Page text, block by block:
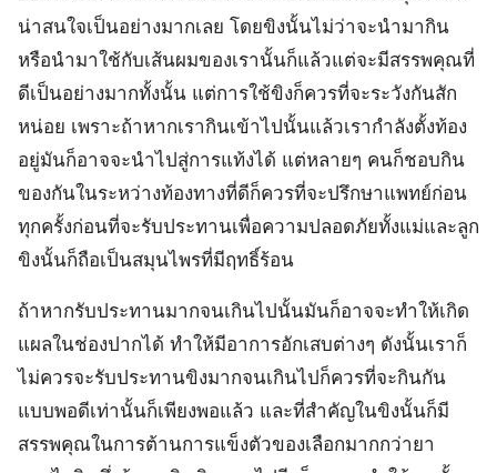
น่าสนใจเป็นอย่างมากเลย โดยขิงนั้นไม่ว่าจะนำมากิน
หรือนำมาใช้กับเส้นผมของเรานั้นก็แล้วแต่จะมีสรรพคุณที่
ดีเป็นอย่างมากทั้งนั้น แต่การใช้ขิงก็ควรที่จะระวังกันสัก
หน่อย เพราะถ้าหากเรากินเข้าไปนั้นแล้วเรากำลังตั้งท้อง
อยู่มันก็อาจจะนำไปสู่การแท้งได้ แต่หลายๆ คนก็ชอบกิน
ของกันในระหว่างท้องทางที่ดีก็ควรที่จะปรึกษาแพทย์ก่อน
ทุกครั้งก่อนที่จะรับประทานเพื่อความปลอดภัยทั้งแม่และลูก
ขิงนั้นก็ถือเป็นสมุนไพรที่มีฤทธิ์ร้อน
ถ้าหากรับประทานมากจนเกินไปนั้นมันก็อาจจะทำให้เกิด
แผลในช่องปากได้ ทำให้มีอาการอักเสบต่างๆ ดังนั้นเราก็
ไม่ควรจะรับประทานขิงมากจนเกินไปก็ควรที่จะกินกัน
แบบพอดีเท่านั้นก็เพียงพอแล้ว และที่สำคัญในขิงนั้นก็มี
สรรพคุณในการต้านการแข็งตัวของเลือกมากกว่ายา